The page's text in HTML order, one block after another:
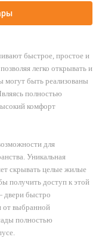
быстрое, простое и
легко открывать и
могут быть реализованы
полностью
комфорт
для
Уникальная
скрывать целые жилые
получить доступ к этой
двери быстро
от выбранной
полностью